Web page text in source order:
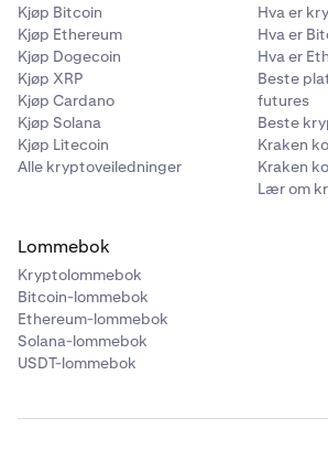
Kjøp Bitcoin
Kjøp Ethereum
Kjøp Dogecoin
Kjøp XRP
Kjøp Cardano
Kjøp Solana
Kjøp Litecoin
Alle kryptoveiledninger
Hva er
Hva er
Hva er
Beste
futures
Beste
Kraken
Kraken
Lær om
Lommebok
Kryptolommebok
Bitcoin-lommebok
Ethereum-lommebok
Solana-lommebok
USDT-lommebok